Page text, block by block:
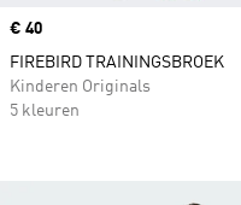
Price
€ 40
FIREBIRD TRAININGSBROEK
Kinderen Originals
5 kleuren